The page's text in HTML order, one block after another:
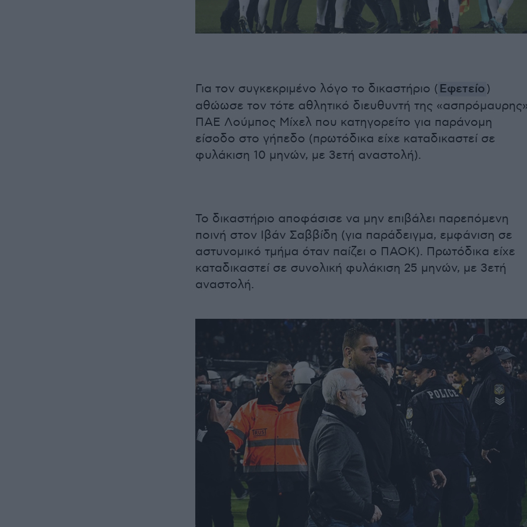
Για τον συγκεκριμένο λόγο το δικαστήριο ( Εφετείο)
αθώωσε τον τότε αθλητικό διευθυντή της
ΠΑΕ Λούμπος Μίχελ που κατηγορείτο για παράνομη
είσοδο στο γήπεδο (πρωτόδικα είχε καταδικαστεί σε
φυλάκιση 10 μηνών, με 3ετή αναστολή).
Το δικαστήριο αποφάσισε να μην επιβάλει παρεπόμενη
ποινή στον Ιβάν Σαββίδη (για παράδειγμα, εμφάνιση σε
αστυνομικό τμήμα όταν παίζει ο ΠΑΟΚ). Πρωτόδικα είχε
καταδικαστεί σε συνολική φυλάκιση 25 μηνών, με 3ετή
αναστολή.